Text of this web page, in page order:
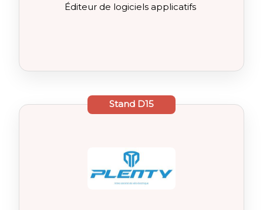
Éditeur de logiciels applicatifs
StandD15